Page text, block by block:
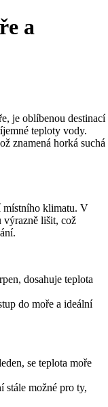
a
je oblíbenou destinací
teploty vody.
znamená horká suchá
místního klimatu. V
výrazně lišit, což
dosahuje teplota
do moře a ideální
se teplota moře
stále možné pro ty,